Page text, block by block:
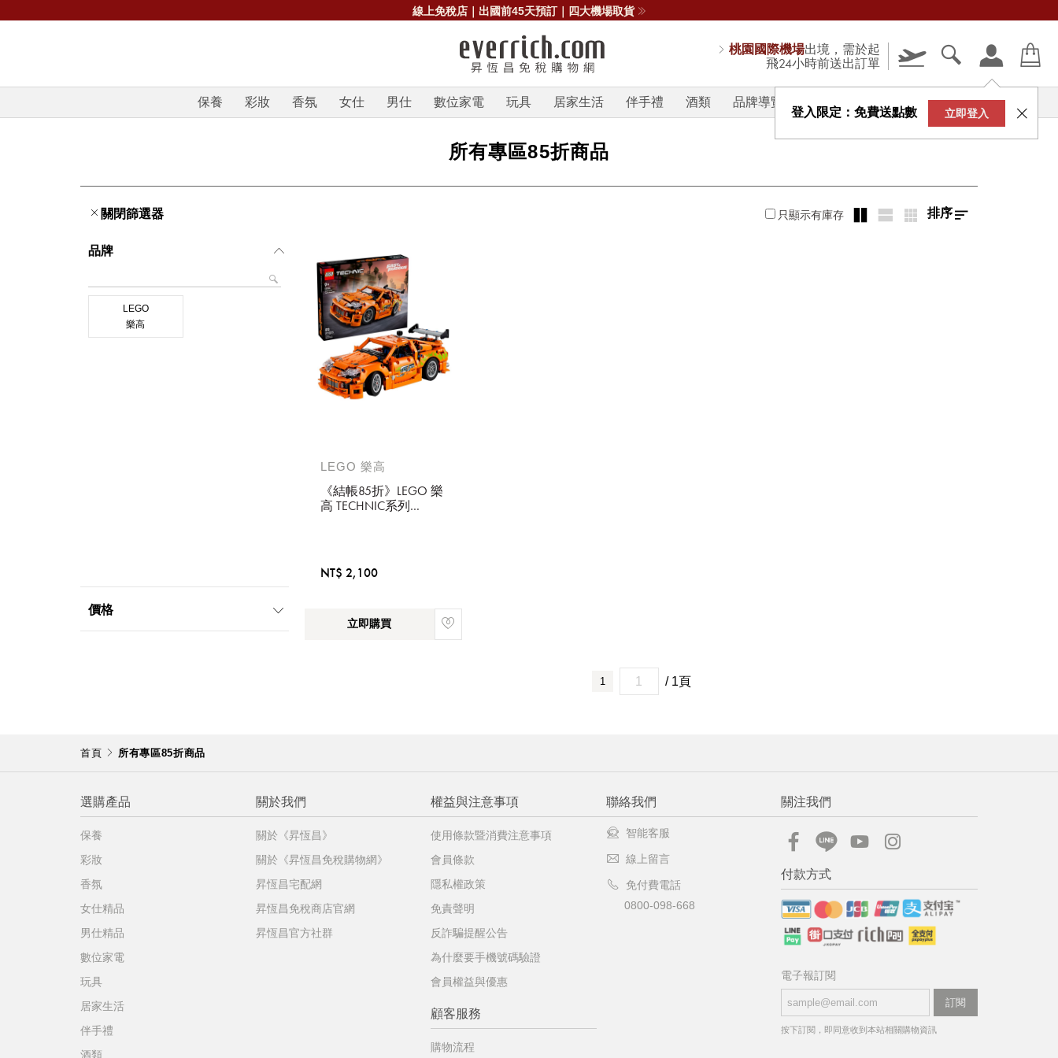
線上免稅店｜出國前45天預訂｜四大機場取貨
桃園國際機場出境，需於起
飛24小時前送出訂單
登入限定：免費送點數 立即登入
保養 彩妝 香氛 女仕 男仕 數位家電 玩具 居家生活 伴手禮 酒類 品牌導覽 V-STORY
不同機場的下單時間皆不相同，細節或訂購流程指引，請瀏覽
所有專區85折商品
關閉篩選器 只顯示有庫存 排序
品牌
LEGO
樂高
價格
LEGO 樂高
《結帳85折》LEGO 樂
高 TECHNIC系列
NT$ 2,100
立即購買
1 / 1頁
首頁 所有專區85折商品
選購產品
保養
彩妝
香氛
女仕精品
男仕精品
數位家電
玩具
居家生活
伴手禮
酒類
關於我們
關於《昇恆昌》
關於《昇恆昌免稅購物網》
昇恆昌宅配網
昇恆昌免稅商店官網
昇恆昌官方社群
權益與注意事項
使用條款暨消費注意事項
會員條款
隱私權政策
免責聲明
反詐騙提醒公告
為什麼要手機號碼驗證
會員權益與優惠
顧客服務
購物流程
聯絡我們
智能客服
線上留言
免付費電話
0800-098-668
關注我們
付款方式
電子報訂閱
訂閱
按下訂閱，即同意收到本站相關購物資訊